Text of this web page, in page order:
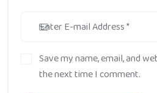
Save my name, email, and
the next time I comment.